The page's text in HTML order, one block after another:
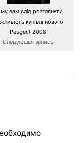
вам слід розглянути
купівлі нового
Peugeot 2008
Следующая запись